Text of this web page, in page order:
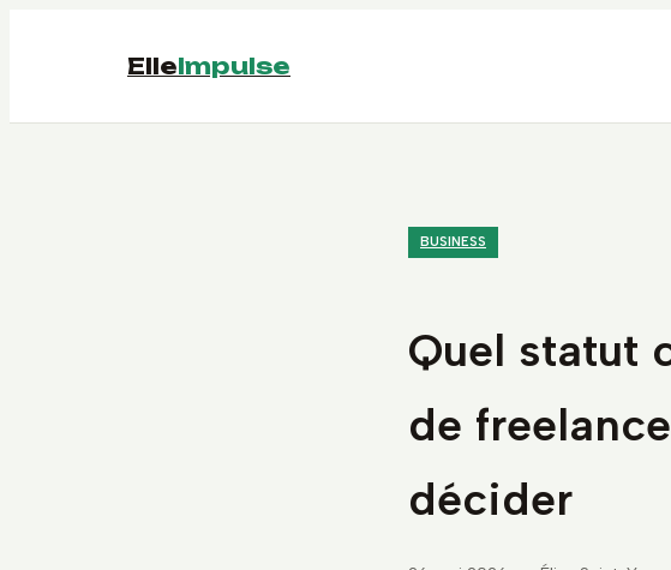
ElleImpulse
BUSINESS
Quel statut
de
décider